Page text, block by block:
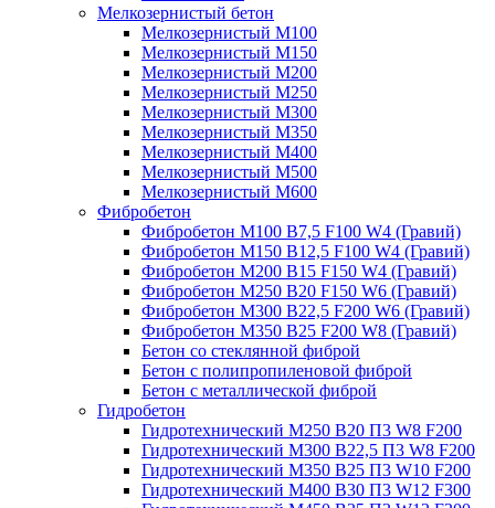
Мелкозернистый бетон
Мелкозернистый М100
Мелкозернистый М150
Мелкозернистый М200
Мелкозернистый М250
Мелкозернистый М300
Мелкозернистый М350
Мелкозернистый М400
Мелкозернистый М500
Мелкозернистый М600
Фибробетон
Фибробетон М100 B7,5 F100 W4 (Гравий)
Фибробетон М150 B12,5 F100 W4 (Гравий)
Фибробетон М200 B15 F150 W4 (Гравий)
Фибробетон М250 B20 F150 W6 (Гравий)
Фибробетон М300 B22,5 F200 W6 (Гравий)
Фибробетон М350 B25 F200 W8 (Гравий)
Бетон со стеклянной фиброй
Бетон с полипропиленовой фиброй
Бетон с металлической фиброй
Гидробетон
Гидротехнический М250 B20 П3 W8 F200
Гидротехнический М300 B22,5 П3 W8 F200
Гидротехнический М350 B25 П3 W10 F200
Гидротехнический М400 B30 П3 W12 F300